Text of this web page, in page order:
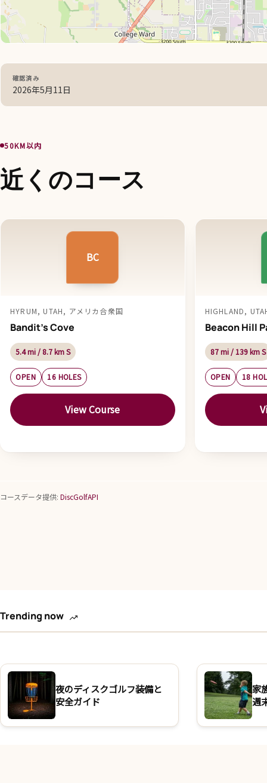
確認済み
2026年5月11日
50KM以内
近くのコース
BC
HYRUM, UTAH, アメリカ合衆国
Bandit's Cove
5.4 mi / 8.7 km S
OPEN 16 HOLES
View Course
HIGHLAND,
Beacon Hill
87 mi / 139 km S
OPEN 18
コースデータ提供: DiscGolfAPI
Trending now
夜のディスクゴルフ装備と
安全ガイド
家
週